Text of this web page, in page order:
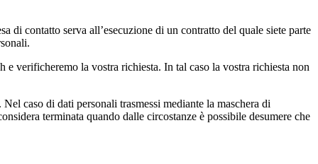
di contatto serva all’esecuzione di un contratto del quale siete parte
verificheremo la vostra richiesta. In tal caso la vostra richiesta non
caso di dati personali trasmessi mediante la maschera di
terminata quando dalle circostanze è possibile desumere che